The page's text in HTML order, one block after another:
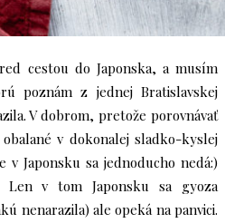
cestou do Japonska, a musím
poznám z jednej Bratislavskej
V dobrom, pretože porovnávať
v dokonalej sladko-kyslej
Japonsku sa jednoducho nedá:)
v tom Japonsku sa gyoza
nenarazila) ale opeká na panvici.